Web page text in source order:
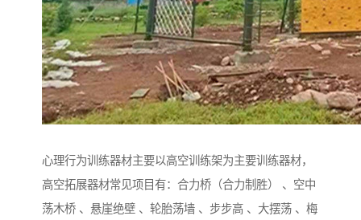
心理行为训练器材主要以高空训练架为主要训练器材，
高空拓展器材常见项目有：合力桥（合力制胜） 、空中
荡木桥 、悬崖绝壁 、轮胎荡墙 、步步高 、大摆荡 、梅